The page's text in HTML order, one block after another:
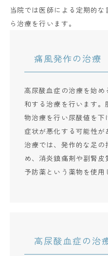
当院では医師による定期的
ら治療を行います。
痛風発作の治療
高尿酸血症の治療を始
和する治療を行います
物治療を行い尿酸値を
症状が悪化する可能性
治療では、発作的な足
め、消炎鎮痛剤や副腎
予防薬という薬物を使用
高尿酸血症の治